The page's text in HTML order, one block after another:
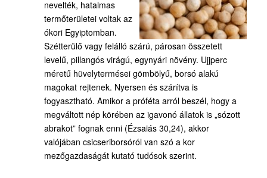
nevelték, hatalmas
termőterületei voltak az
ókori Egyiptomban.
Szétterülő vagy felálló szárú, párosan összetett
levelű, pillangós virágú, egynyári növény. Ujjperc
méretű hüvelytermései gömbölyű, borsó alakú
magokat rejtenek. Nyersen és szárítva is
fogyasztható. Amikor a próféta arról beszél, hogy a
megváltott nép körében az igavonó állatok is „sózott
abrakot” fognak enni (Ézsaiás 30,24), akkor
valójában csicseriborsóról van szó a kor
mezőgazdaságát kutató tudósok szerint.